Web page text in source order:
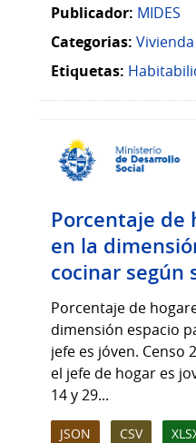
Publicador: MIDES
Categorias: Vivienda
Etiquetas:
Porcentaje de
en la
cocinar según
Porcentaje de
dimensión espacio
jefe es jóven. Censo
el jefe de hogar es
14 y 29...
JSON CSV